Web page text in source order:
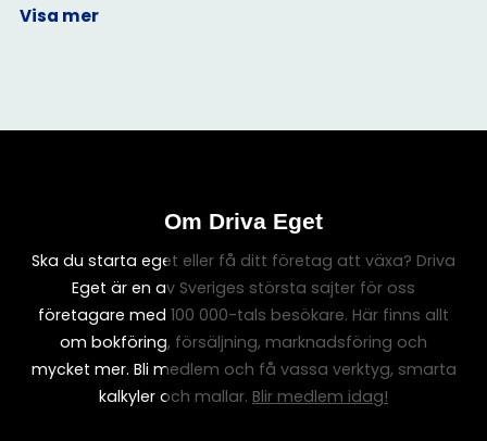
Visa mer
Om Driva Eget
Ska du starta eget eller få ditt företag att växa? Driva
Eget är en av Sveriges största sajter för oss
företagare med 100 000-tals besökare. Här finns allt
om bokföring, försäljning, marknadsföring och
mycket mer. Bli medlem och få vassa verktyg, smarta
kalkyler och mallar. Blir medlem idag!